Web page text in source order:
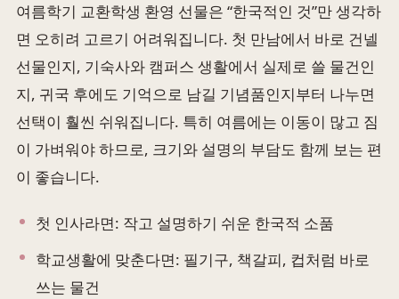
여름학기 교환학생 환영 선물은 “한국적인 것”만 생각하
면 오히려 고르기 어려워집니다. 첫 만남에서 바로 건넬
선물인지, 기숙사와 캠퍼스 생활에서 실제로 쓸 물건인
지, 귀국 후에도 기억으로 남길 기념품인지부터 나누면
선택이 훨씬 쉬워집니다. 특히 여름에는 이동이 많고 짐
이 가벼워야 하므로, 크기와 설명의 부담도 함께 보는 편
이 좋습니다.
첫 인사라면: 작고 설명하기 쉬운 한국적 소품
학교생활에 맞춘다면: 필기구, 책갈피, 컵처럼 바로
쓰는 물건